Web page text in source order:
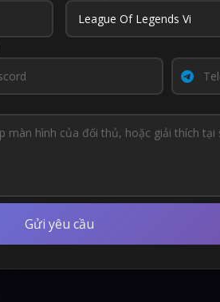
Gửi yêu cầu